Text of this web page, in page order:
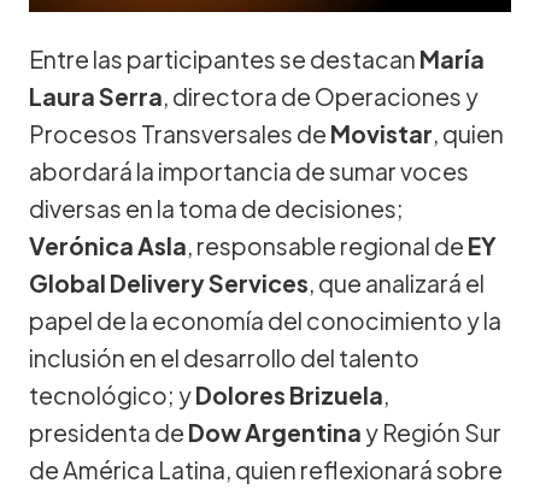
Entre las participantes se destacan María
Laura Serra, directora de Operaciones y
Procesos Transversales de Movistar, quien
abordará la importancia de sumar voces
diversas en la toma de decisiones;
Verónica Asla, responsable regional de EY
Global Delivery Services, que analizará el
papel de la economía del conocimiento y la
inclusión en el desarrollo del talento
tecnológico; yDolores Brizuela,
presidenta de Dow Argentina y Región Sur
de América Latina, quien reflexionará sobre